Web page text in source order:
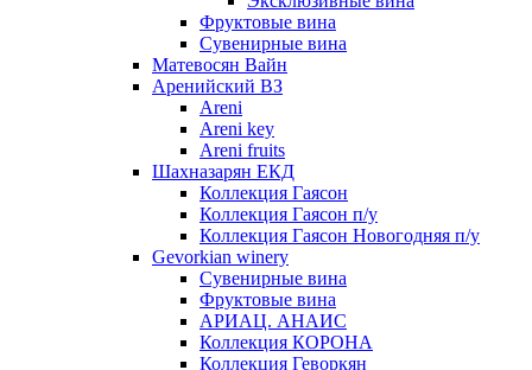
Фруктовые вина
Cувенирные вина
Матевосян Вайн
Аренийский ВЗ
Areni
Areni key
Areni fruits
Шахназарян ЕКД
Коллекция Гаясон
Коллекция Гаясон п/у
Коллекция Гаясон Новогодняя п/у
Gevorkian winery
Сувенирные вина
Фруктовые вина
АРИАЦ. АНАИС
Коллекция КОРОНА
Коллекция Геворкян